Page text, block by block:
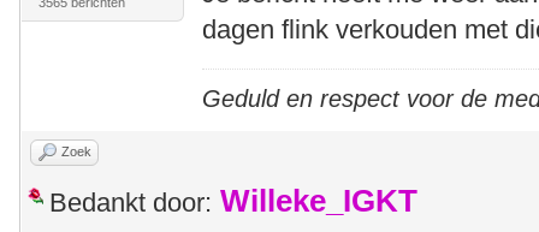
dagen flink verkouden met
Geduld en respect voor de
Zoek
Bedankt door: Willeke_IGKT